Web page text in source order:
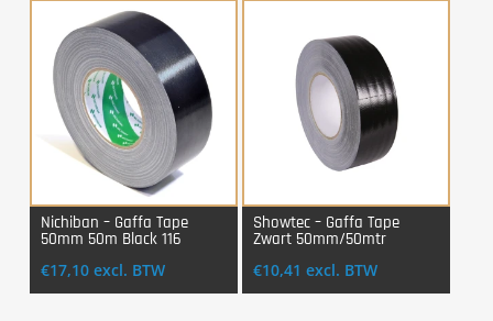
Login Voor Aankoop
Nichiban – Gaffa Tape
50mm 50m Black 116
€17,10 excl. BTW
Login Voor Aankoop
Showtec – Gaffa Tape
Zwart 50mm/50mtr
€10,41 excl. BTW